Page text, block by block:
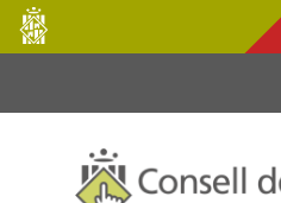
Salta al contingut principal
Consell
de
Mallorca